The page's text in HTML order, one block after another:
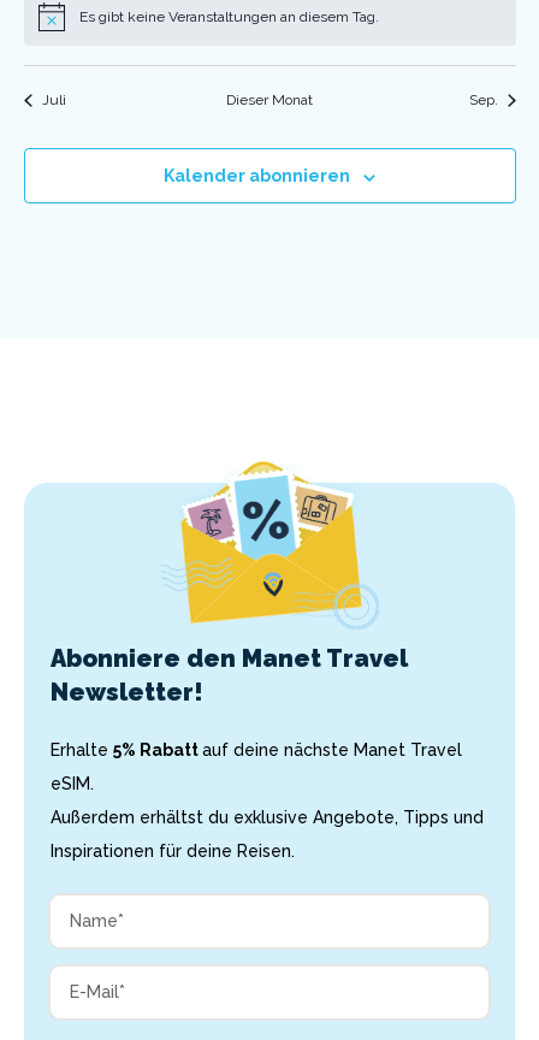
HinweisEs gibt keine Veranstaltungen an diesem Tag.
Juli Dieser Monat Sep.
Kalender abonnieren
Abonniere den Manet Travel
Newsletter!
Erhalte 5% Rabattauf deine nächste Manet Travel
eSIM.
Außerdem erhältst du exklusive Angebote, Tipps und
Inspirationen für deine Reisen.